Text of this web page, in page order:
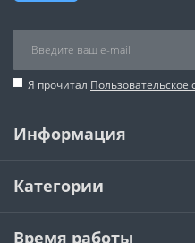
Я прочитал Пользовательское
Информация
Категории
Время работы